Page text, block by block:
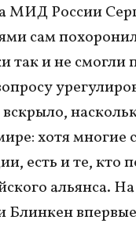
МИД России
сам
так и не смогли
хотя
есть и те, кто
альянса.